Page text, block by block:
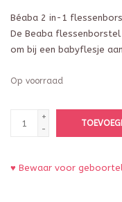
Béaba 2 in-1
De Beaba
om bij een babyflesje
Op voorraad
+
-
♥ Bewaar voor